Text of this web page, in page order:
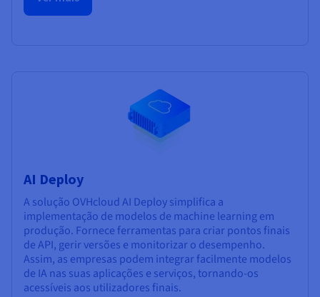
AI Deploy
A solução OVHcloud AI Deploy simplifica a
implementação de modelos de machine learning em
produção. Fornece ferramentas para criar pontos finais
de API, gerir versões e monitorizar o desempenho.
Assim, as empresas podem integrar facilmente modelos
de IA nas suas aplicações e serviços, tornando-os
acessíveis aos utilizadores finais.